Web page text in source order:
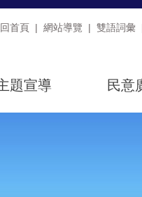
回首頁 網站導覽 雙語詞彙
題宣導 民意